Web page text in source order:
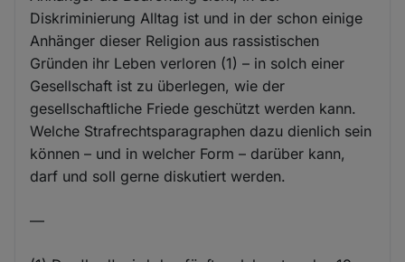
Diskriminierung Alltag ist und in der schon einige
Anhänger dieser Religion aus rassistischen
Gründen ihr Leben verloren (1) – in solch einer
Gesellschaft ist zu überlegen, wie der
gesellschaftliche Friede geschützt werden kann.
Welche Strafrechtsparagraphen dazu dienlich sein
können – und in welcher Form – darüber kann,
darf und soll gerne diskutiert werden.
—